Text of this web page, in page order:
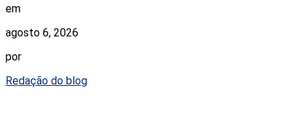
em
agosto 6, 2026
por
Redação do blog